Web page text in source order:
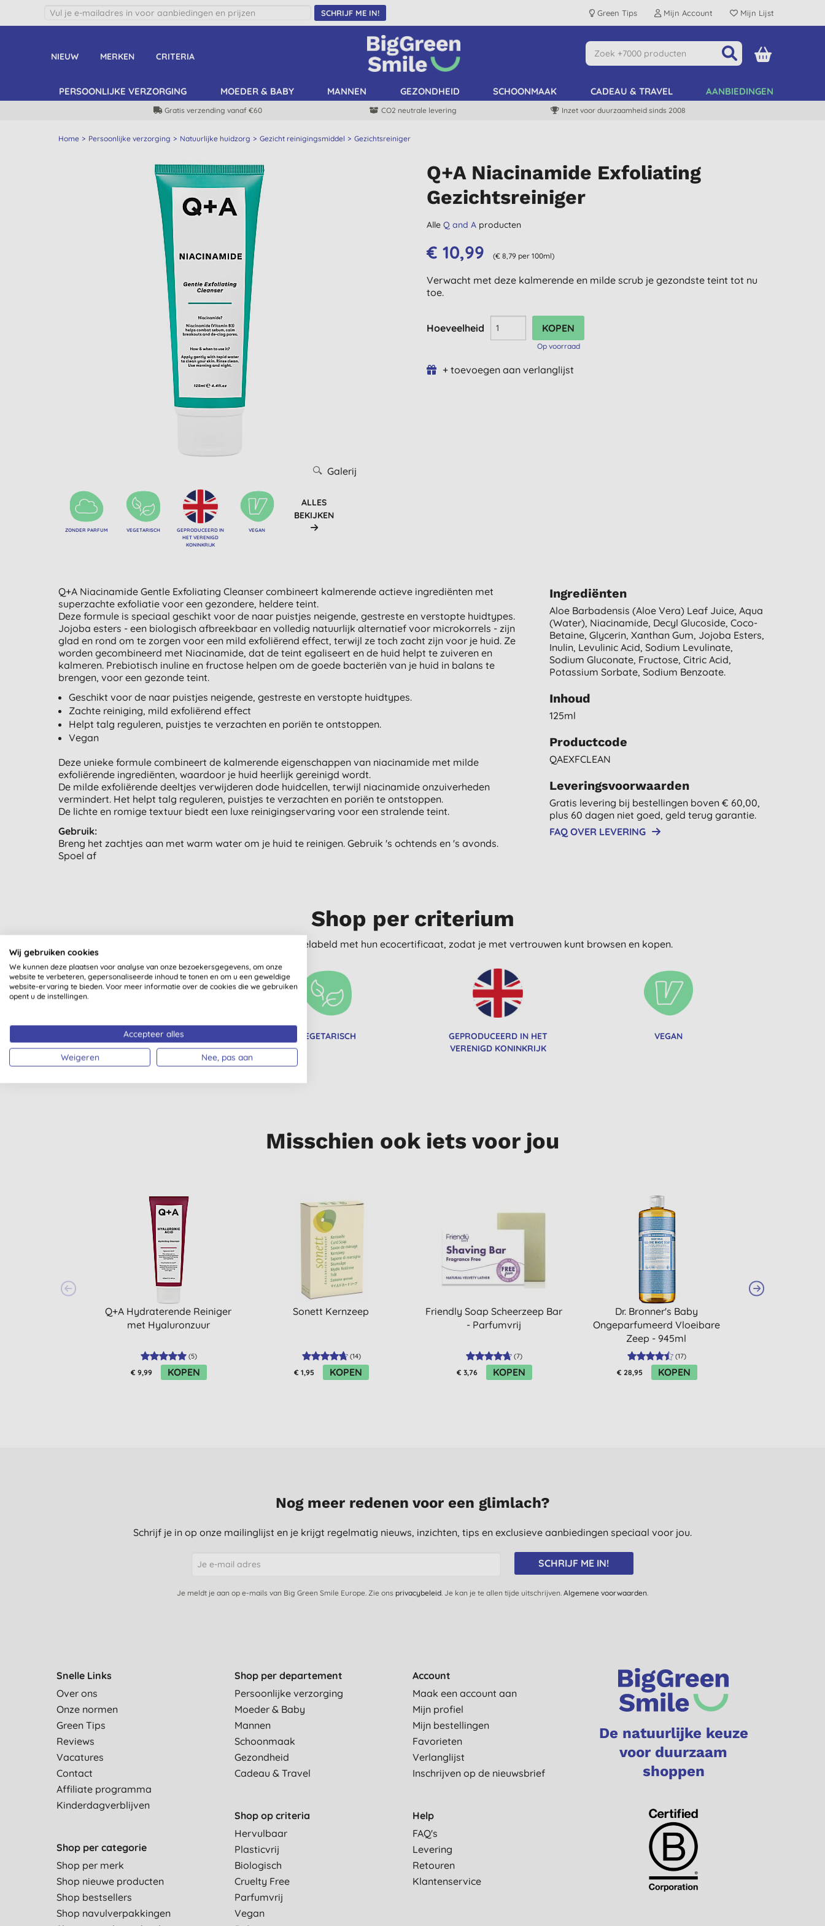
SCHRIJF ME IN! Green Tips Mijn Account Mijn Lijst
NIEUW MERKEN CRITERIA
PERSOONLIJKE VERZORGING MOEDER & BABY MANNEN GEZONDHEID SCHOONMAAK CADEAU & TRAVEL AANBIEDINGEN
Gratis verzending vanaf €60 CO2 neutrale levering Inzet voor duurzaamheid sinds 2008
Home Persoonlijke verzorging Natuurlijke huidzorg Gezicht reinigingsmiddel Gezichtsreiniger
Galerij
ZONDER PARFUM VEGETARISCH
GEPRODUCEERD IN
HET VERENIGD
KONINKRIJK
VEGAN
ALLES
BEKIJKEN
Q+A Niacinamide Exfoliating
Gezichtsreiniger
AlleQ and A producten
€ 10,99 (€ 8,79 per 100ml)
Verwacht met deze kalmerende en milde scrub je gezondste teint tot nu
toe.
Hoeveelheid
Op voorraad
+ toevoegen aan verlanglijst
Q+A Niacinamide Gentle Exfoliating Cleanser combineert kalmerende actieve ingrediënten met
superzachte exfoliatie voor een gezondere, heldere teint.
Deze formule is speciaal geschikt voor de naar puistjes neigende, gestreste en verstopte huidtypes.
Jojoba esters - een biologisch afbreekbaar en volledig natuurlijk alternatief voor microkorrels - zijn
glad en rond om te zorgen voor een mild exfoliërend effect, terwijl ze toch zacht zijn voor je huid. Ze
worden gecombineerd met Niacinamide, dat de teint egaliseert en de huid helpt te zuiveren en
kalmeren. Prebiotisch inuline en fructose helpen om de goede bacteriën van je huid in balans te
brengen, voor een gezonde teint.
Geschikt voor de naar puistjes neigende, gestreste en verstopte huidtypes.
Zachte reiniging, mild exfoliërend effect
Helpt talg reguleren, puistjes te verzachten en poriën te ontstoppen.
Vegan
Deze unieke formule combineert de kalmerende eigenschappen van niacinamide met milde
exfoliërende ingrediënten, waardoor je huid heerlijk gereinigd wordt.
De milde exfoliërende deeltjes verwijderen dode huidcellen, terwijl niacinamide onzuiverheden
vermindert. Het helpt talg reguleren, puistjes te verzachten en poriën te ontstoppen.
De lichte en romige textuur biedt een luxe reinigingservaring voor een stralende teint.
Gebruik:
Breng het zachtjes aan met warm water om je huid te reinigen. Gebruik 's ochtends en 's avonds.
Spoel af
Ingrediënten
Aloe Barbadensis (aloe Vera) Leaf Juice, Aqua
(water), Niacinamide, Decyl Glucoside, Coco-
Betaine, Glycerin, Xanthan Gum, Jojoba Esters,
Inulin, Levulinic Acid, Sodium Levulinate,
Sodium Gluconate, Fructose, Citric Acid,
Potassium Sorbate, Sodium Benzoate.
Inhoud
125ml
Productcode
QAEXFCLEAN
Leveringsvoorwaarden
Gratis levering bij bestellingen boven € 60,00,
plus 60 dagen niet goed, geld terug garantie.
FAQ OVER LEVERING
Shop per criterium
Al onze producten zijn duidelijk gelabeld met hun ecocertificaat, zodat je met vertrouwen kunt browsen en kopen.
ZONDER PARFUM VEGETARISCH
GEPRODUCEERD IN HET
VERENIGD KONINKRIJK
VEGAN
Misschien ook iets voor jou
Q+A Hydraterende Reiniger
met Hyaluronzuur
(5)
€ 9,99 KOPEN
Sonett Kernzeep
(14)
€ 1,95 KOPEN
Friendly Soap Scheerzeep Bar
- Parfumvrij
(7)
€ 3,76 KOPEN
Dr. Bronner's Baby
Ongeparfumeerd Vloeibare
Zeep - 945ml
(17)
€ 28,95 KOPEN
Nog meer redenen voor een glimlach?
Schrijf je in op onze mailinglijst en je krijgt regelmatig nieuws, inzichten, tips en exclusieve aanbiedingen speciaal voor jou.
SCHRIJF ME IN!
Je meldt je aan op e-mails van Big Green Smile Europe. Zie ons privacybeleid. Je kan je te allen tijde uitschrijven. Algemene voorwaarden.
Snelle Links
Over ons
Onze normen
Green Tips
Reviews
Vacatures
Contact
Affiliate programma
Kinderdagverblijven
Shop per categorie
Shop per merk
Shop nieuwe producten
Shop bestsellers
Shop navulverpakkingen
Shop per departement
Persoonlijke verzorging
Moeder & Baby
Mannen
Schoonmaak
Gezondheid
Cadeau & Travel
Shop op criteria
Hervulbaar
Plasticvrij
Biologisch
Cruelty Free
Parfumvrij
Vegan
Account
Maak een account aan
Mijn profiel
Mijn bestellingen
Favorieten
Verlanglijst
Inschrijven op de nieuwsbrief
Help
FAQ's
Levering
Retouren
Klantenservice
De natuurlijke keuze
voor duurzaam
shoppen
Wij gebruiken cookies
We kunnen deze plaatsen voor analyse van onze bezoekersgegevens, om onze
website te verbeteren, gepersonaliseerde inhoud te tonen en om u een geweldige
website-ervaring te bieden. Voor meer informatie over de cookies die we gebruiken
opent u de instellingen.
Accepteer alles
Weigeren Nee, pas aan